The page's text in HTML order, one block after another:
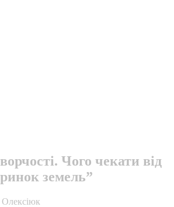
Чого чекати від
земель”